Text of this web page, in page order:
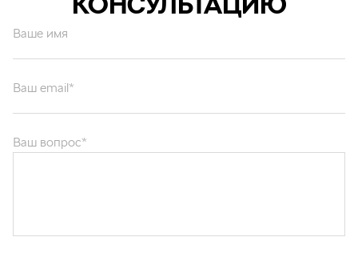
Ваше имя
персональных данных